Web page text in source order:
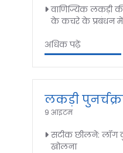
वाणिज्यिक लकड़ी
के कचरे के प्रबंधन में
अधिक पढ़ें
लकड़ी
9 आइटम
सटीक छीलने: लॉग
खोलना